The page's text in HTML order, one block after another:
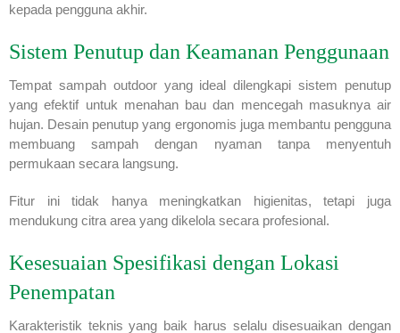
kepada pengguna akhir.
Sistem Penutup dan Keamanan Penggunaan
Tempat sampah outdoor yang ideal dilengkapi sistem penutup
yang efektif untuk menahan bau dan mencegah masuknya air
hujan. Desain penutup yang ergonomis juga membantu pengguna
membuang sampah dengan nyaman tanpa menyentuh
permukaan secara langsung.
Fitur ini tidak hanya meningkatkan higienitas, tetapi juga
mendukung citra area yang dikelola secara profesional.
Kesesuaian Spesifikasi dengan Lokasi
Penempatan
Karakteristik teknis yang baik harus selalu disesuaikan dengan